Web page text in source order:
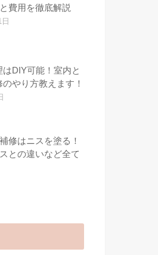
費用を徹底解説
はDIY可能！室内と
やり方教えます！
修はニスを塗る！
との違いなど全て